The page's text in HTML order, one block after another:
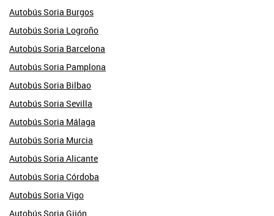
Autobús Soria Burgos
Autobús Soria Logroño
Autobús Soria Barcelona
Autobús Soria Pamplona
Autobús Soria Bilbao
Autobús Soria Sevilla
Autobús Soria Málaga
Autobús Soria Murcia
Autobús Soria Alicante
Autobús Soria Córdoba
Autobús Soria Vigo
Autobús Soria Gijón